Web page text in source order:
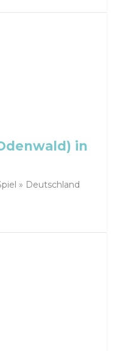
in
» Deutschland